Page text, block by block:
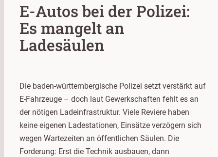
E-Autos bei der Polizei:
Es mangelt an
Ladesäulen
Die baden-württembergische Polizei setzt verstärkt auf
E-Fahrzeuge – doch laut Gewerkschaften fehlt es an
der nötigen Ladeinfrastruktur. Viele Reviere haben
keine eigenen Ladestationen, Einsätze verzögern sich
wegen Wartezeiten an öffentlichen Säulen. Die
Forderung: Erst die Technik ausbauen, dann